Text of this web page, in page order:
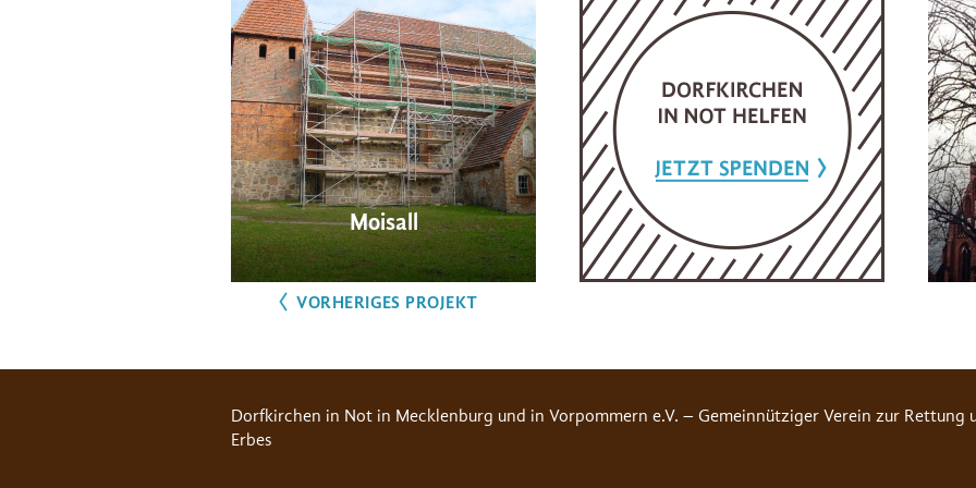
Moisall
VORHERIGES PROJEKT
Dorfkirchen in Not in Mecklenburg und in Vorpommern e.V. – Gemeinnütziger Verein zur Rettung
Erbes